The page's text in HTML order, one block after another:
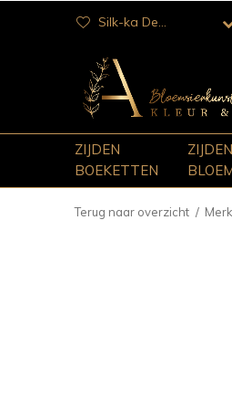
ZIJDEN
BOEKETTEN
ZIJDEN
Silk-ka Dealer
Terug naar overzicht